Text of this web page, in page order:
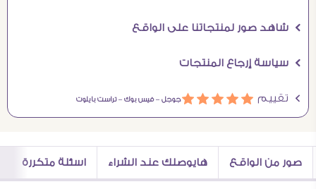
Ö شاهد صور لمنتجاتنا على الواقع
Ö سياسة إرجاع المنتجات
Ö تقييم áááááجوجل –فيس بوك –تراست بايلوت
صور من الواقع هايوصلك عند الشراء اسئلة متكررة